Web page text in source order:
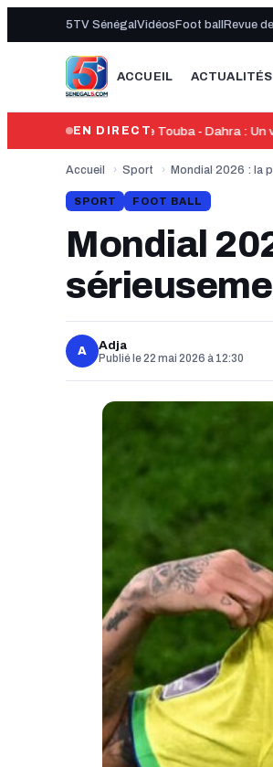
5TV Sénégal Vidéos Foot ball Revue
ACCUEIL ACTUALITÉS
EN DIRECT
13:46 Axe Touba - Dahra : Un
Accueil › Sport › Mondial 2026 : la
SPORT FOOT BALL
Mondial
A Adja
Publié le 22 mai 2026 à 12:30